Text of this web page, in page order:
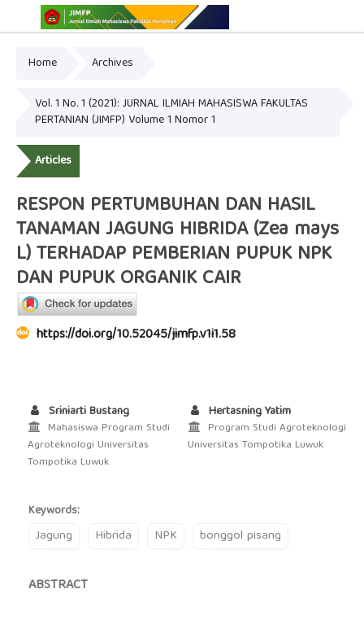
Home Archives
Vol. 1 No. 1 (2021): JURNAL ILMIAH MAHASISWA FAKULTAS
PERTANIAN (JIMFP) Volume 1 Nomor 1
Articles
RESPON PERTUMBUHAN DAN HASIL
TANAMAN JAGUNG HIBRIDA (Zea mays
L) TERHADAP PEMBERIAN PUPUK NPK
DAN PUPUK ORGANIK CAIR
https://doi.org/10.52045/jimfp.v1i1.58
Sriniarti Bustang
Mahasiswa Program Studi
Agroteknologi Universitas
Tompotika Luwuk
Hertasning Yatim
Program Studi Agroteknologi
Universitas Tompotika Luwuk
Keywords:
Jagung Hibrida NPK bonggol pisang
ABSTRACT